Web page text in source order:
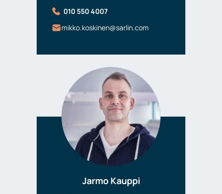
010 550 4007
mikko.koskinen@sarlin.com
Jarmo Kauppi